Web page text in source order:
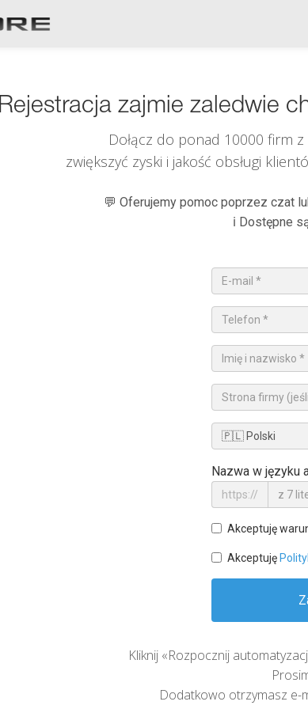
Rejestracja zajmie zaledwie
Dołącz do ponad 10000 firm
zwiększyć zyski i jakość obsługi
💬 Oferujemy pomoc poprzez czat
ℹ️ Dostępne
Nazwa w języku
https://
Akceptuję
Akceptuję
Kliknij «Rozpocznij
Dodatkowo otrzymasz e-